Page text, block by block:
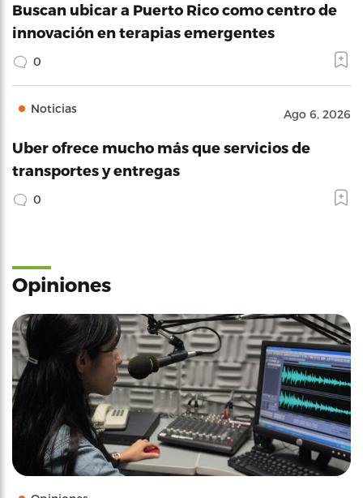
Buscan ubicar a Puerto Rico como centro de
innovación en terapias emergentes
0
Noticias Ago 6, 2026
Uber ofrece mucho más que servicios de
transportes y entregas
0
Opiniones